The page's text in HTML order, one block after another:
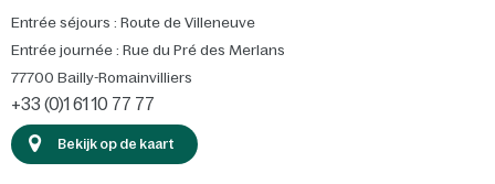
Entrée séjours : Route de Villeneuve
Entrée journée : Rue du Pré des Merlans
77700 Bailly-Romainvilliers
+33 (0)1 61 10 77 77
Bekijk op de kaart